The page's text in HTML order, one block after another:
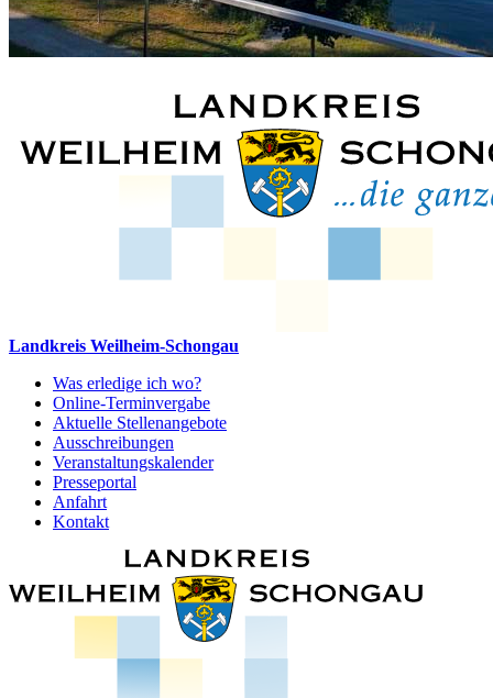
Landkreis Weilheim-Schongau
Was erledige ich wo?
Online-Terminvergabe
Aktuelle Stellenangebote
Ausschreibungen
Veranstaltungskalender
Presseportal
Anfahrt
Kontakt